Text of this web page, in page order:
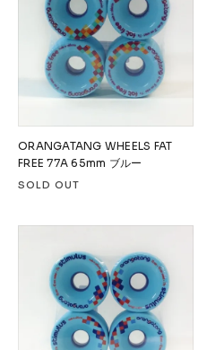
ORANGATANG WHEELS FAT
FREE 77A 65mm ブルー
SOLD OUT